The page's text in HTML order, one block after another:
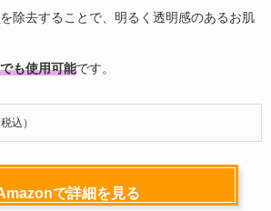
除去することで、明るく透明感のあるお肌
も使用可能です。
込）
で詳細を見る